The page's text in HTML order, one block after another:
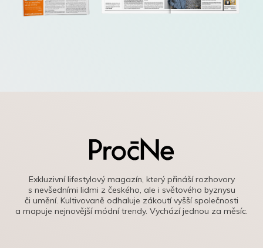
Exkluzivní lifestylový magazín, který přináší rozhovory
s nevšedními lidmi z českého, ale i světového byznysu
či umění. Kultivovaně odhaluje zákoutí vyšší společnosti
a mapuje nejnovější módní trendy. Vychází jednou za měsíc.